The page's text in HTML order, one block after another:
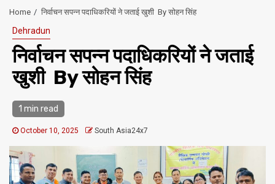
Home निर्वाचन सपन्न पदाधिकरियों ने जताई खुशी By सोहन सिंह
Dehradun
निर्वाचन सपन्न पदाधिकरियों ने जताई
खुशी By सोहन सिंह
1 min read
October 10, 2025 South Asia24x7